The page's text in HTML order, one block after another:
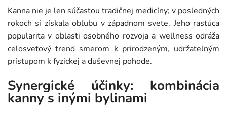
Kanna nie je len súčasťou tradičnej medicíny; v posledných
rokoch si získala obľubu v západnom svete. Jeho rastúca
popularita v oblasti osobného rozvoja a wellness odráža
celosvetový trend smerom k prirodzeným, udržateľným
prístupom k fyzickej a duševnej pohode.
Synergické účinky: kombinácia
kanny s inými bylinami